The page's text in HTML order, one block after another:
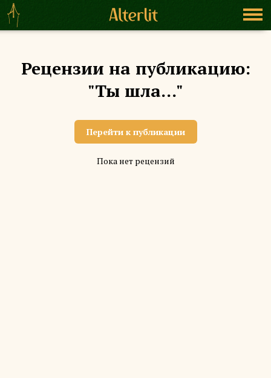
Рецензии на публикацию:
"Ты шла..."
Перейти к публикации
Пока нет рецензий